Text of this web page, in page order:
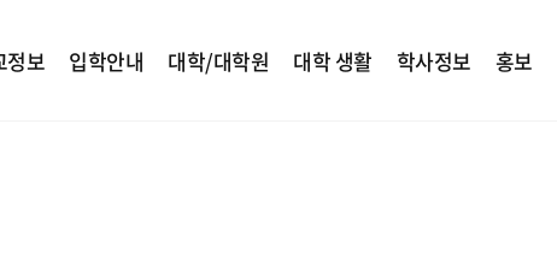
정보 입학안내 대학/대학원 대학 생활 학사정보 홍보